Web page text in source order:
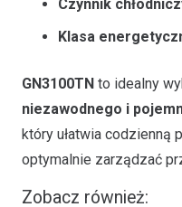
Czynnik
Klasa
GN3100TN to idealny
niezawodnego i
który ułatwia codzienną
optymalnie zarządzać
Zobacz również: